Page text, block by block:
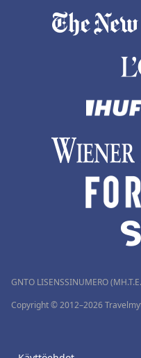
GNTO LISENSSINUMERO
Copyright © 2012–2026